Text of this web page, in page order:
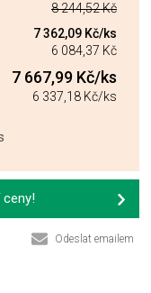
8 244,52 Kč
7 362,09 Kč/ks
6 084,37 Kč
7 667,99 Kč/ks
6 337,18 Kč/ks
ceny!
Odeslat emailem